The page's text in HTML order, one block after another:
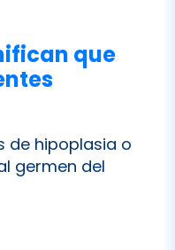
hipoplasia o
germen del
los